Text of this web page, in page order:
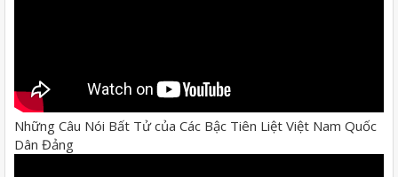
Những Câu Nói Bất Tử của Các Bậc Tiên Liệt Việt Nam Quốc
Dân Đảng